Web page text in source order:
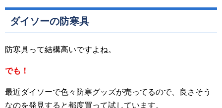
ダイソーの防寒具
防寒具って結構高いですよね。
でも！
最近ダイソーで色々防寒グッズが売ってるので、良さそう
なのを発見すると都度買って試しています。